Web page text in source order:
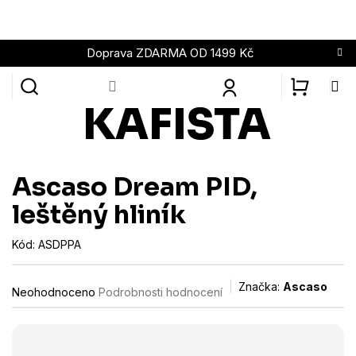
obsah
Doprava ZDARMA OD 1499 Kč
Ascaso Dream PID,
leštěný hliník
Kód: ASDPPA
Průměrné
hodnocení
Neohodnoceno Podrobnosti hodnocení Značka: Ascaso